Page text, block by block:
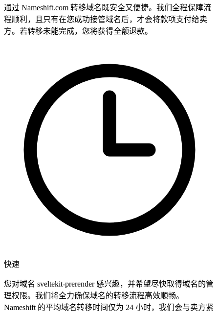
通过 Nameshift.com 转移域名既安全又便捷。我们全程保障流
程顺利，且只有在您成功接管域名后，才会将款项支付给卖
方。若转移未能完成，您将获得全额退款。
快速
您对域名 sveltekit-prerender 感兴趣，并希望尽快取得域名的管
理权限。我们将全力确保域名的转移流程高效顺畅。
Nameshift 的平均域名转移时间仅为 24 小时，我们会与卖方紧